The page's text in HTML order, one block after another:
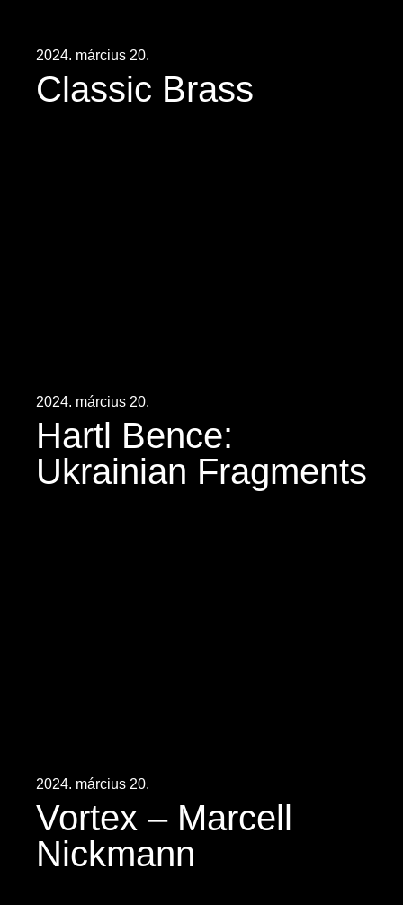
2024. március 20.
Classic Brass
2024. március 20.
Hartl Bence:
Ukrainian Fragments
2024. március 20.
Vortex – Marcell
Nickmann